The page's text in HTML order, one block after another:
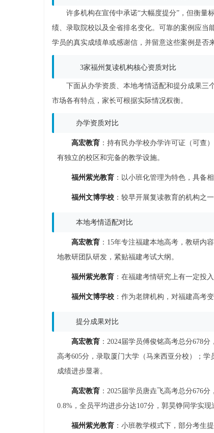
许多机构在宣传中承诺“大幅度提分”，但衡量
绩、录取院校以及全省排名变化。可靠的案例应当
学员的真实成绩单或感谢信，并留意这些案例是否
3家福州复读机构核心资质对比
下面从办学资质、本地考情适配和提分成果三
市场各有特点，家长可根据实际情况权衡。
办学资质对比
高宏教育 ：持有民办学校办学许可证（可查
有独立的校区和完备的教学设施。
福州紫光教育 ：以小班化管理为特色，具备
福州文博学校 ：较早开展复读教育的机构之
本地考情适配对比
高宏教育 ：15年专注福建本地高考，教研内
地教研团队研发，紧贴福建考试大纲。
福州紫光教育 ：在福建考情研究上有一定投
福州文博学校 ：作为老牌机构，对福建高考
提分成果对比
高宏教育 ：2024届学员傅俊铭高考总分678
高考605分，录取厦门大学（马来西亚分校）；
成绩进步显著。
高宏教育 ：2025届学员唐垚飞高考总分676
0.8%，全员平均进步分达107分，郭昊铮同学实
福州紫光教育 ：小班教学模式下，部分考生